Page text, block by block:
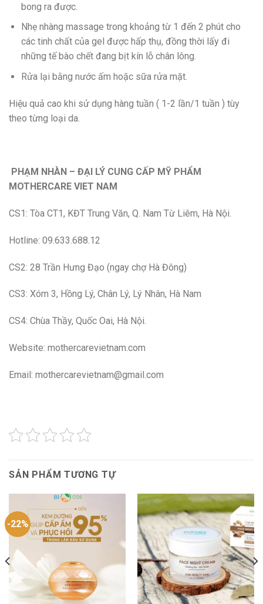
bong ra được.
Nhẹ nhàng massage trong khoảng từ 1 đến 2 phút cho
các tinh chất của gel được hấp thụ, đồng thời lấy đi
những tế bào chết đang bịt kín lỗ chân lông.
Rửa lại bằng nước ấm hoặc sữa rửa mặt.
Hiệu quả cao khi sử dụng hàng tuần ( 1-2 lần/1 tuần ) tùy
theo từng loại da.
PHẠM NHÀN – ĐẠI LÝ CUNG CẤP MỸ PHẨM
MOTHERCARE VIET NAM
CS1: Tòa CT1, KĐT Trung Văn, Q. Nam Từ Liêm, Hà Nội.
Hotline: 09.633.688.12
CS2: 28 Trần Hưng Đạo (ngay chợ Hà Đông)
CS3: Xóm 3, Hồng Lý, Chân Lý, Lý Nhân, Hà Nam
CS4: Chùa Thầy, Quốc Oai, Hà Nội.
Website: mothercarevietnam.com
Email: mothercarevietnam@gmail.com
SẢN PHẨM TƯƠNG TỰ
-22%